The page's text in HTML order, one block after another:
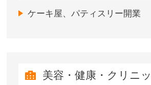
ケーキ屋、パティスリー開業
美容・健康・クリニ